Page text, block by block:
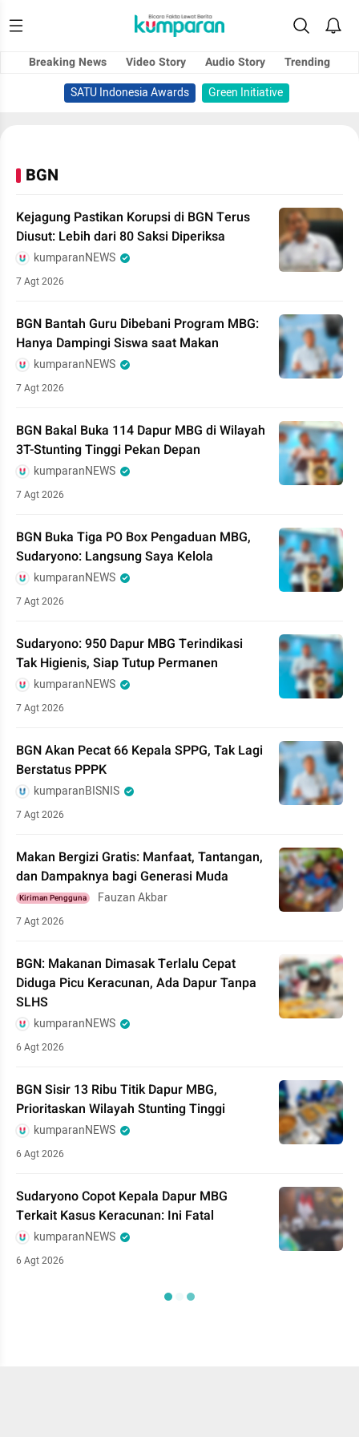
Breaking News Video Story Audio Story
Trending
SATU Indonesia Awards
Green Initiative
BGN
Kejagung Pastikan Korupsi di BGN Terus
Diusut: Lebih dari 80 Saksi Diperiksa
kumparanNEWS
7 Agt 2026
BGN Bantah Guru Dibebani Program MBG:
Hanya Dampingi Siswa saat Makan
kumparanNEWS
7 Agt 2026
BGN Bakal Buka 114 Dapur MBG di Wilayah
3T-Stunting Tinggi Pekan Depan
kumparanNEWS
7 Agt 2026
BGN Buka Tiga PO Box Pengaduan MBG,
Sudaryono: Langsung Saya Kelola
kumparanNEWS
7 Agt 2026
Sudaryono: 950 Dapur MBG Terindikasi
Tak Higienis, Siap Tutup Permanen
kumparanNEWS
7 Agt 2026
BGN Akan Pecat 66 Kepala SPPG, Tak Lagi
Berstatus PPPK
kumparanBISNIS
7 Agt 2026
Makan Bergizi Gratis: Manfaat, Tantangan,
dan Dampaknya bagi Generasi Muda
Kiriman Pengguna Fauzan Akbar
7 Agt 2026
BGN: Makanan Dimasak Terlalu Cepat
Diduga Picu Keracunan, Ada Dapur Tanpa
SLHS
kumparanNEWS
6 Agt 2026
BGN Sisir 13 Ribu Titik Dapur MBG,
Prioritaskan Wilayah Stunting Tinggi
kumparanNEWS
6 Agt 2026
Sudaryono Copot Kepala Dapur MBG
Terkait Kasus Keracunan: Ini Fatal
kumparanNEWS
6 Agt 2026